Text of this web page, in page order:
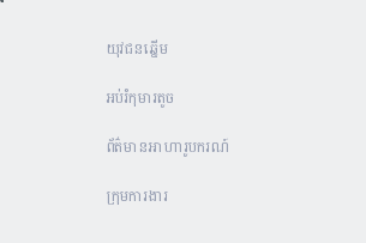
យុវជនឆ្នើម
អប់រំកុមារតូច
ព័ត៌មានអាហារូបករណ៍
ក្រុមការងារ